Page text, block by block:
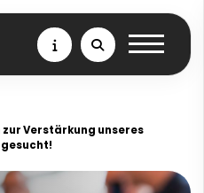
Verstärkung unseres